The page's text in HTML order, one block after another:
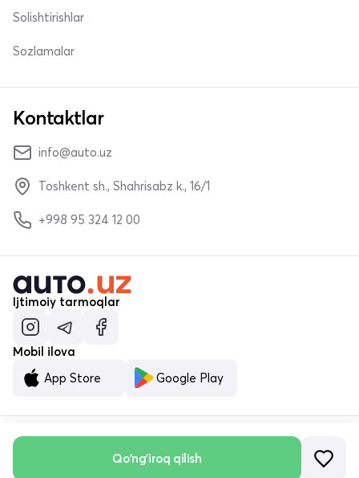
Qo'ng'iroq qilish
Solishtirishlar
Sozlamalar
Kontaktlar
info@auto.uz
Toshkent sh., Shahrisabz k., 16/1
+998 95 324 12 00
Ijtimoiy tarmoqlar
Mobil ilova
App Store
Google Play
© «MALUMOTNOMA» MChJ 2023–2026